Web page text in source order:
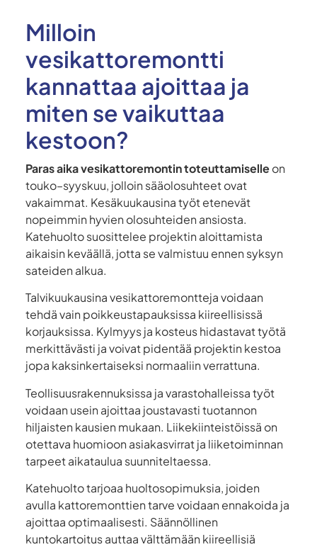
Milloin
vesikattoremontti
kannattaa ajoittaa ja
miten se vaikuttaa
kestoon?
Paras aika vesikattoremontin toteuttamiselleon
touko–syyskuu, jolloin sääolosuhteet ovat
vakaimmat. Kesäkuukausina työt etenevät
nopeimmin hyvien olosuhteiden ansiosta.
Katehuolto suosittelee projektin aloittamista
aikaisin keväällä, jotta se valmistuu ennen syksyn
sateiden alkua.
Talvikuukausina vesikattoremontteja voidaan
tehdä vain poikkeustapauksissa kiireellisissä
korjauksissa. Kylmyys ja kosteus hidastavat työtä
merkittävästi ja voivat pidentää projektin kestoa
jopa kaksinkertaiseksi normaaliin verrattuna.
Teollisuusrakennuksissa ja varastohalleissa työt
voidaan usein ajoittaa joustavasti tuotannon
hiljaisten kausien mukaan. Liikekiinteistöissä on
otettava huomioon asiakasvirrat ja liiketoiminnan
tarpeet aikataulua suunniteltaessa.
Katehuolto tarjoaa huoltosopimuksia, joiden
avulla kattoremonttien tarve voidaan ennakoida ja
ajoittaa optimaalisesti. Säännöllinen
kuntokartoitus auttaa välttämään kiireellisiä